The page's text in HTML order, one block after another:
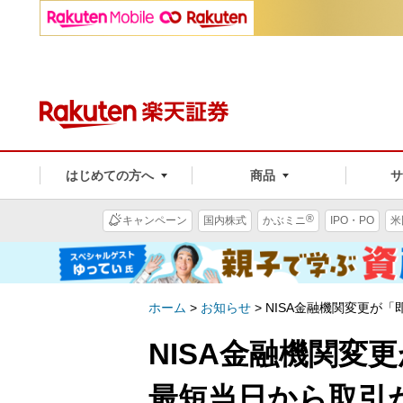
はじめての方へ 商品
キャンペーン 国内株式 かぶミニ® IPO・PO
ホーム > お知らせ > NISA金融機関変更が「
NISA金融機関変